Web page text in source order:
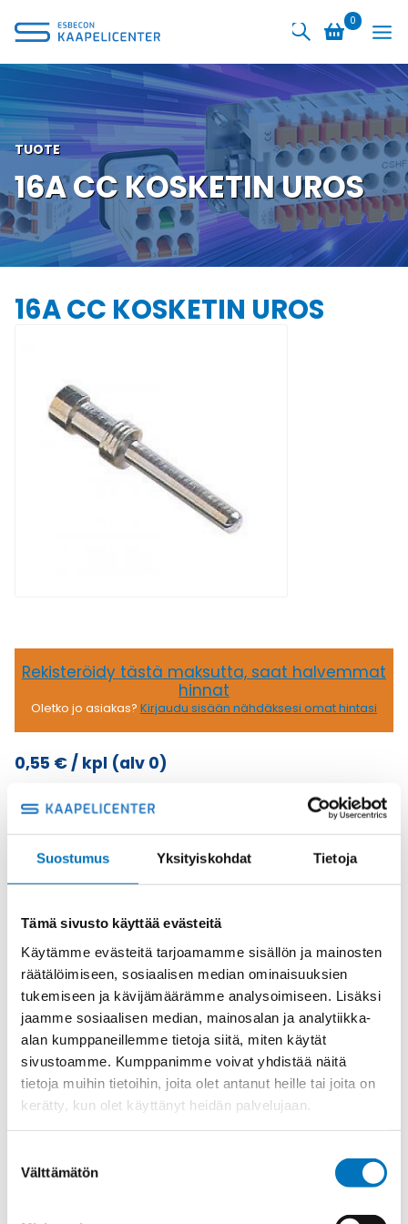
Suostumus Yksityiskohdat Tietoja
Tämä sivusto käyttää evästeitä
Käytämme evästeitä tarjoamamme sisällön ja mainosten
räätälöimiseen, sosiaalisen median ominaisuuksien
tukemiseen ja kävijämäärämme analysoimiseen. Lisäksi
jaamme sosiaalisen median, mainosalan ja analytiikka-
alan kumppaneillemme tietoja siitä, miten käytät
sivustoamme. Kumppanimme voivat yhdistää näitä
tietoja muihin tietoihin, joita olet antanut heille tai joita on
kerätty, kun olet käyttänyt heidän palvelujaan.
valinta
Välttämätön
sisältöön
0
TUOTE
16A CC KOSKETIN UROS
16A CC KOSKETIN UROS
Rekisteröidy tästä maksutta, saat halvemmat
hinnat
Oletko jo asiakas? Kirjaudu sisään nähdäksesi omat hintasi
0,55 €/ kpl (alv 0)
16A
CC
KOSKETIN
UROS
Lisää ostoskoriin
Osasto ILME -moninapaliittimet,
Toimitusaika: 1-7 päivää
Toimituskulut 35kg:n asti 25€.
Yli 35kg:n toimituskulut toteutuneiden kulujen mukaan.
Valmistaja
ILME S.p.A
Uros/Naaras
Uros
Napaluku
Kontaktin materiaali
Hopeoitu